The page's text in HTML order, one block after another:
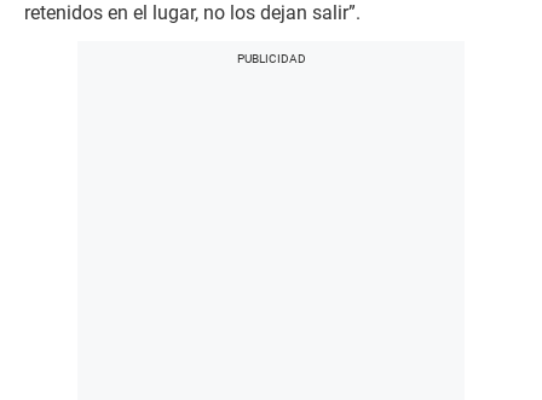
retenidos en el lugar, no los dejan salir”.